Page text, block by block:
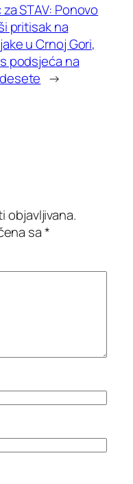
STAV: Ponovo
pritisak na
u Crnoj Gori,
podsjeća na
→
objavljivana.
sa*